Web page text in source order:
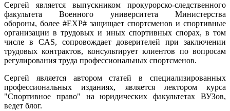
Сергей является выпускником прокурорско-следственного
факультета Военного университета Министерства
обороны, более #EXP# защищает спортсменов и спортивные
организации в трудовых и иных спортивных спорах, в том
числе в CAS, сопровождает доверителей при заключении
трудовых контрактов, консультирует клиентов по вопросам
регулирования труда профессиональных спортсменов.
Сергей является автором статей в специализированных
профессиональных изданиях, является лектором курса
"Спортивное право" на юридических факультетах ВУЗов,
ведет блог.